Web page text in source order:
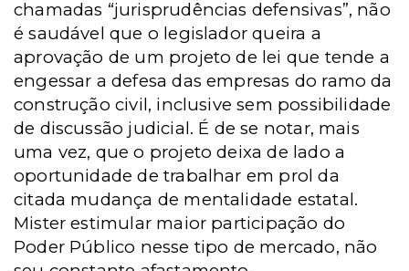
chamadas “jurisprudências defensivas”, não
é saudável que o legislador queira a
aprovação de um projeto de lei que tende a
engessar a defesa das empresas do ramo da
construção civil, inclusive sem possibilidade
de discussão judicial. É de se notar, mais
uma vez, que o projeto deixa de lado a
oportunidade de trabalhar em prol da
citada mudança de mentalidade estatal.
Mister estimular maior participação do
Poder Público nesse tipo de mercado, não